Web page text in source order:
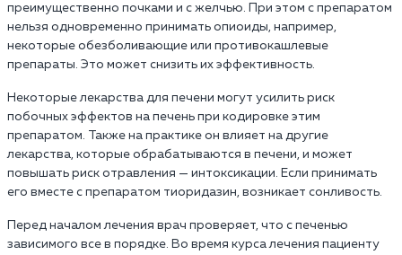
преимущественно почками и с желчью. При этом с препаратом
нельзя одновременно принимать опиоиды, например,
некоторые обезболивающие или противокашлевые
препараты. Это может снизить их эффективность.
Некоторые лекарства для печени могут усилить риск
побочных эффектов на печень при кодировке этим
препаратом. Также на практике он влияет на другие
лекарства, которые обрабатываются в печени, и может
повышать риск отравления — интоксикации. Если принимать
его вместе с препаратом тиоридазин, возникает сонливость.
Перед началом лечения врач проверяет, что с печенью
зависимого все в порядке. Во время курса лечения пациенту